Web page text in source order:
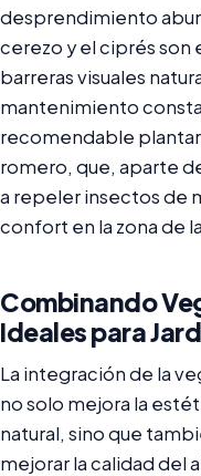
desprendimiento
cerezo y el ciprés
barreras visuales
mantenimiento
recomendable plantar
romero, que, aparte
a repeler insectos de
confort en la zona de
Combinando
Ideales para
La integración de la
no solo mejora la
natural, sino que
mejorar la calidad del